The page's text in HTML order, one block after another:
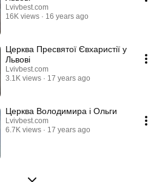
Lvivbest.com
16K views
16 years ago
Церква Пресвятої Євхаристії у
Львові
Lvivbest.com
3.1K views
17 years ago
Церква Володимира і Ольги
Lvivbest.com
6.7K views
17 years ago